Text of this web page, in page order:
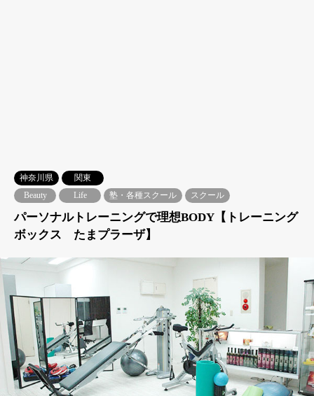
神奈川県
関東
Beauty
Life 塾・各種スクール スクール
パーソナルトレーニングで理想BODY【トレーニング
ボックス たまプラーザ】